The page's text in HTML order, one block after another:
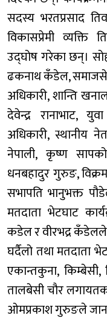
सदस्य भरतप्रसाद
विकासप्रेमी
उद्घोष गरेका छन्।
ढकनाथ कँडेल,
अधिकारी, शान्ति
देवेन्द्र रानाभाट,
अधिकारी, स्थानीय
नेपाली, कृष्ण
धनबहादुर गुरुङ,
सभापति भानुभक्त
मतदाता भेटघाट
कडेल र वीरभद्र कँडेलले
घर्दैलो तथा मतदाता
एकान्तकुना, किम्बेसी,
तालबेसी चौर
ओमप्रकाश गुरुङले